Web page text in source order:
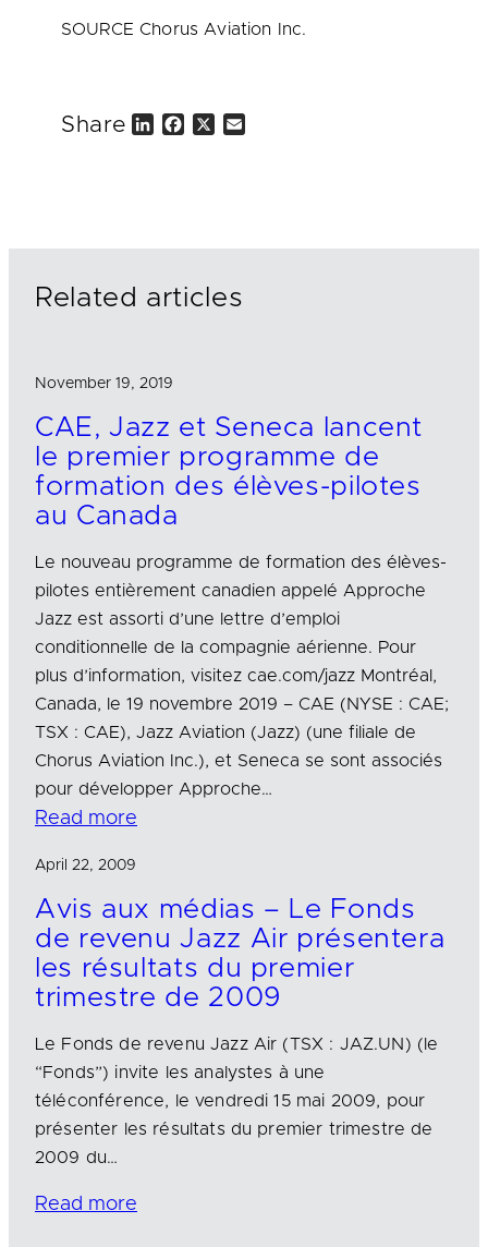
SOURCE Chorus Aviation Inc.
Share
Related articles
November 19, 2019
CAE, Jazz et Seneca lancent
le premier programme de
formation des élèves-pilotes
au Canada
Le nouveau programme de formation des élèves-
pilotes entièrement canadien appelé Approche
Jazz est assorti d’une lettre d’emploi
conditionnelle de la compagnie aérienne. Pour
plus d’information, visitez cae.com/jazz Montréal,
Canada, le 19 novembre 2019 – CAE (NYSE : CAE;
TSX : CAE), Jazz Aviation (Jazz) (une filiale de
Chorus Aviation Inc.), et Seneca se sont associés
pour développer Approche…
Read more
April 22, 2009
Avis aux médias – Le Fonds
de revenu Jazz Air présentera
les résultats du premier
trimestre de 2009
Le Fonds de revenu Jazz Air (TSX : JAZ.UN) (le
“Fonds”) invite les analystes à une
téléconférence, le vendredi 15 mai 2009, pour
présenter les résultats du premier trimestre de
2009 du…
Read more